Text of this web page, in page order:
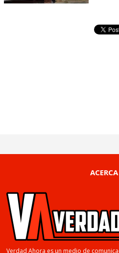
Verdad Ahora es un medio de